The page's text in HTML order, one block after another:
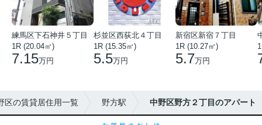
練馬区下石神井５丁目
1R (20.04㎡)
7.15万円
杉並区西荻北４丁目
1R (15.35㎡)
5.5万円
新宿区新宿７丁目
1R (10.27㎡)
5.7万円
区の賃貸居住用一覧 野方駅 中野区野方２丁目のアパート